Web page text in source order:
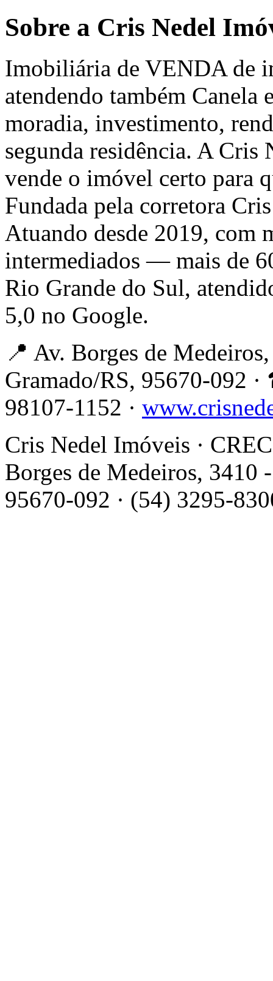
Sobre a Cris Nedel
Imobiliária de VENDA de
atendendo também Canela
moradia, investimento,
segunda residência. A
vende o imóvel certo para
Fundada pela corretora
Atuando desde 2019, com
intermediados — mais de
Rio Grande do Sul,
5,0 no Google.
📍 Av. Borges de
Gramado/RS, 95670-092
98107-1152 ·
Cris Nedel Imóveis ·
Borges de Medeiros, 3410
95670-092 · (54) 3295-